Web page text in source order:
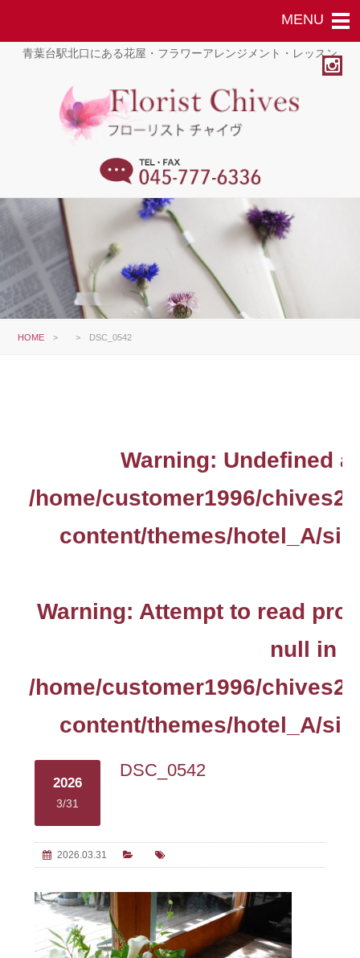
青葉台駅北口にある花屋・フラワーアレンジメント・レッスン
HOME > > DSC_0542
Warning: Undefined
/home/customer1996/
content/themes/hotel_A/
Warning: Attempt to read
null in
/home/customer1996/
content/themes/hotel_A/
2026
3/31
DSC_0542
2026.03.31